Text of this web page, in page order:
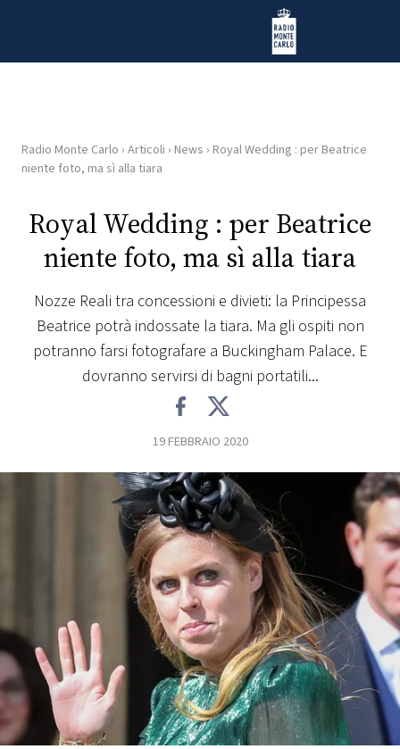
Radio Monte Carlo
HOME
RADIO
WEB
PLAYLIST
TV
PRINCIPATO
DI
MONACO
Radio Monte Carlo › Articoli › News › Royal Wedding : per Beatrice
niente foto, ma sì alla tiara
Royal Wedding : per Beatrice
niente foto, ma sì alla tiara
Nozze Reali tra concessioni e divieti: la Principessa
Beatrice potrà indossate la tiara. Ma gli ospiti non
potranno farsi fotografare a Buckingham Palace. E
dovranno servirsi di bagni portatili...
19 FEBBRAIO 2020